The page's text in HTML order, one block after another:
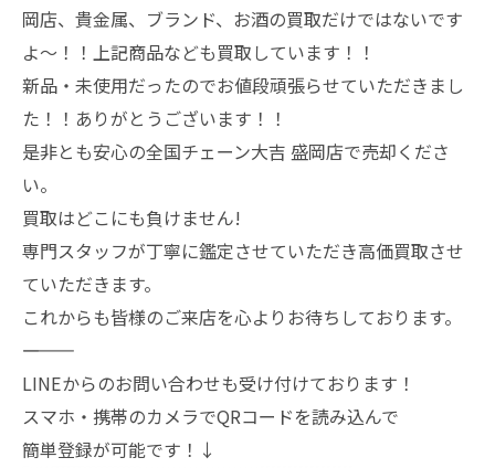
岡店、貴金属、ブランド、お酒の買取だけではないです
よ～！！上記商品なども買取しています！！
新品・未使用だったのでお値段頑張らせていただきまし
た！！ありがとうございます！！
是非とも安心の全国チェーン大吉 盛岡店で売却くださ
い。
買取はどこにも負けません!
専門スタッフが丁寧に鑑定させていただき高価買取させ
ていただきます。
これからも皆様のご来店を心よりお待ちしております。
―――――――
LINEからのお問い合わせも受け付けております！
スマホ・携帯のカメラでQRコードを読み込んで
簡単登録が可能です！↓